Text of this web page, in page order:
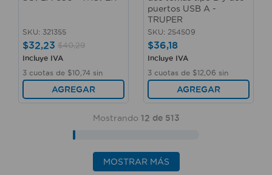
SKU: 321355
$32,23 $40,29
Incluye IVA
3 cuotas de $10 74 sin
interés
AGREGAR
puertos USB A -
TRUPER
SKU: 254509
$36,18
Incluye IVA
3 cuotas de $12 06 sin
interés
AGREGAR
Mostrando 12 de 513
MOSTRAR MÁS